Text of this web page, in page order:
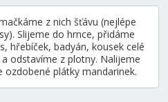
z nich šťávu (nejlépe
Slijeme do hrnce, přidáme
hřebíček, badyán, kousek celé
odstavíme z plotny. Nalijeme
plátky mandarinek.